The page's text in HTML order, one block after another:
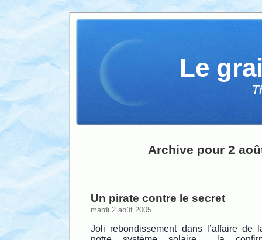
Le
Archive pour 2
Un pirate contre le secret
mardi 2 août 2005
Joli rebondissement dans l’affaire de